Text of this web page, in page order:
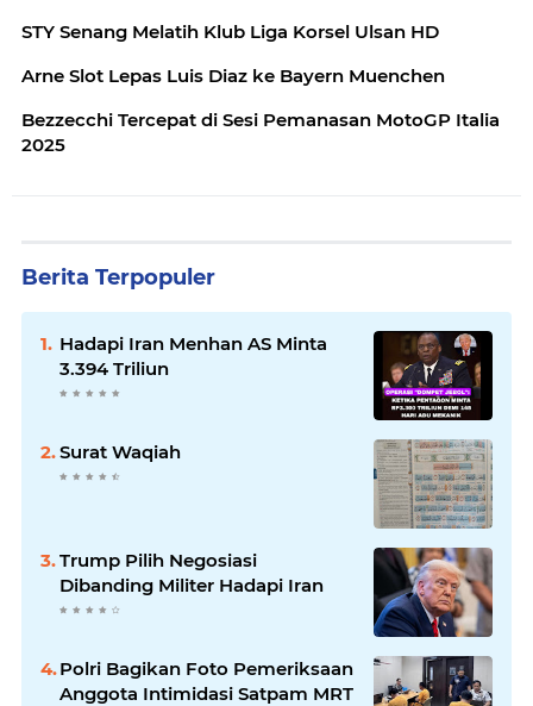
STY Senang Melatih Klub Liga Korsel Ulsan HD
Arne Slot Lepas Luis Diaz ke Bayern Muenchen
Bezzecchi Tercepat di Sesi Pemanasan MotoGP Italia
2025
Berita Terpopuler
Hadapi Iran Menhan AS Minta
3.394 Triliun
Surat Waqiah
Trump Pilih Negosiasi
Dibanding Militer Hadapi Iran
Polri Bagikan Foto Pemeriksaan
Anggota Intimidasi Satpam MRT